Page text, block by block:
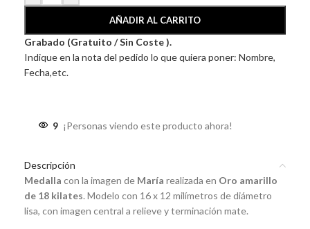
AÑADIR AL CARRITO
Grabado (Gratuito / Sin Coste ).
Indique en la nota del pedido lo que quiera poner: Nombre,
Fecha,etc.
9 ¡Personas viendo este producto ahora!
Descripción
Medalla con la imagen de María realizada en Oro amarillo
de 18 kilates. Modelo con 16 x 12 milímetros de diámetro
lisa, con imagen central a relieve y terminación mate.